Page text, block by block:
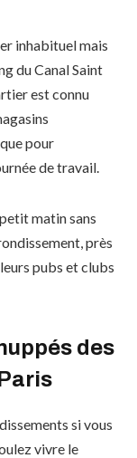
inhabituel mais
du Canal Saint
est connu
pour
de travail.
matin sans
près
pubs et clubs
des
si vous
vivre le